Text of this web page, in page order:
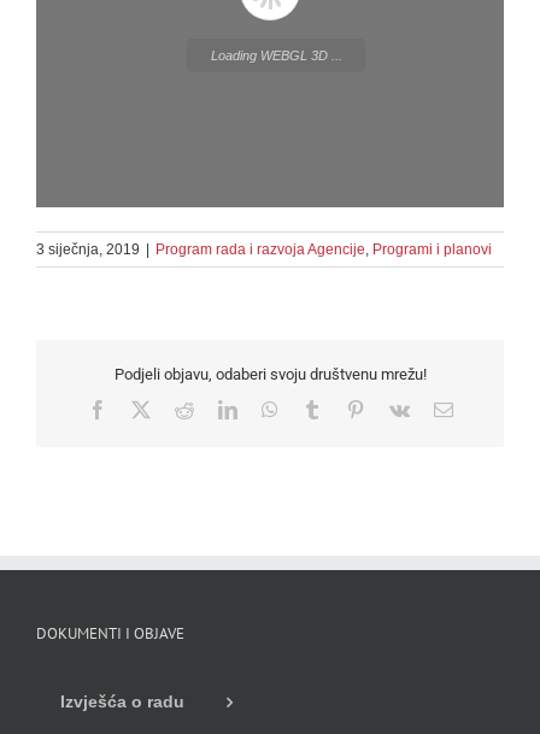
Loading WEBGL 3D ...
3 siječnja, 2019 Program rada i razvoja Agencije, Programi i planovi
Podjeli objavu, odaberi svoju društvenu mrežu!
Facebook RedditLinkedInWhatsApp
Tumblr Pinterest
Vk Email
DOKUMENTI I OBJAVE
Izvješća o radu